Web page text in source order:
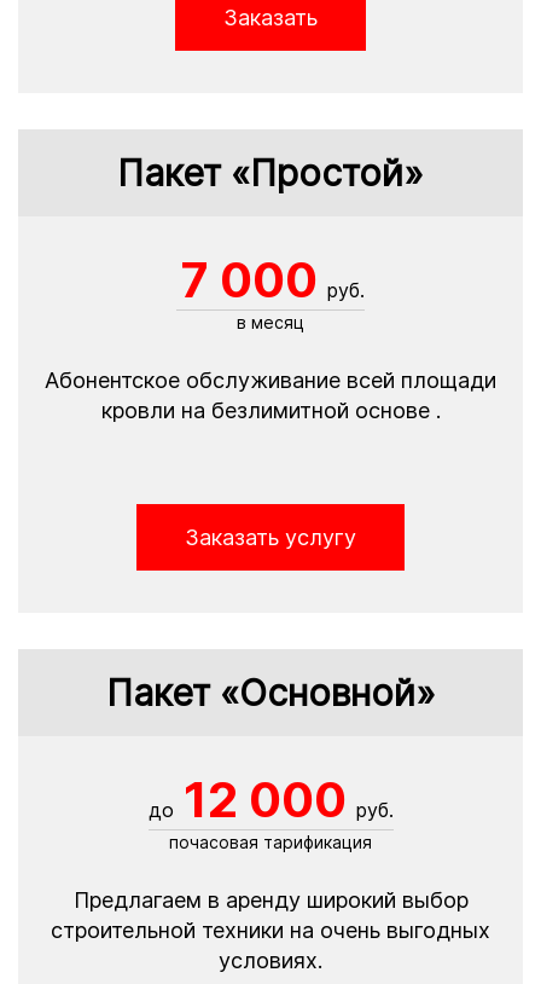
Заказать
Пакет «Простой»
7 000 руб.
в месяц
Абонентское обслуживание всей площади
кровли на безлимитной основе .
Заказать услугу
Пакет «Основной»
до 12 000 руб.
почасовая тарификация
Предлагаем в аренду широкий выбор
строительной техники на очень выгодных
условиях.